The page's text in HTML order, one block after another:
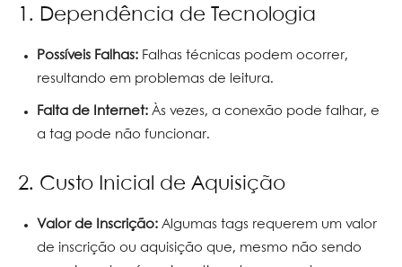
1. Dependência de Tecnologia
Possíveis Falhas: Falhas técnicas podem ocorrer,
resultando em problemas de leitura.
Falta de Internet: Às vezes, a conexão pode falhar, e
a tag pode não funcionar.
2. Custo Inicial de Aquisição
Valor de Inscrição: Algumas tags requerem um valor
de inscrição ou aquisição que, mesmo não sendo